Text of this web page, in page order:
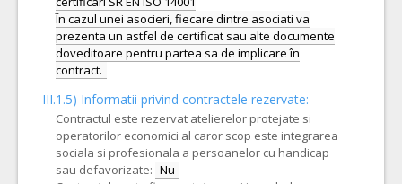
În cazul unei asocieri, fiecare dintre asociati va
prezenta un astfel de certificat sau alte documente
doveditoare pentru partea sa de implicare în
III.1.5) Informatii privind contractele rezervate:
Contractul este rezervat atelierelor protejate si
operatorilor economici al caror scop este integrarea
sociala si profesionala a persoanelor cu handicap
sau defavorizate: Nu